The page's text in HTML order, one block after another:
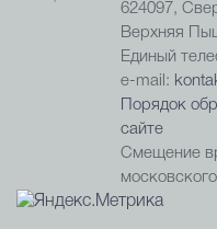
624097,
Верхняя
Единый
e-mail:
Порядок
сайте
Смещение